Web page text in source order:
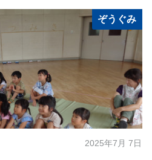
ぞうぐみ
2025年7月 7日